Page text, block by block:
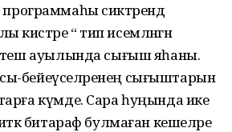
ял программаһы сиктәрендә
“ тип исемләнгән
ауылында сығыш яһаны.
бейеүселәренең сығыштарын
күмде. Сара һуңында ике
битараф булмаған кешеләре